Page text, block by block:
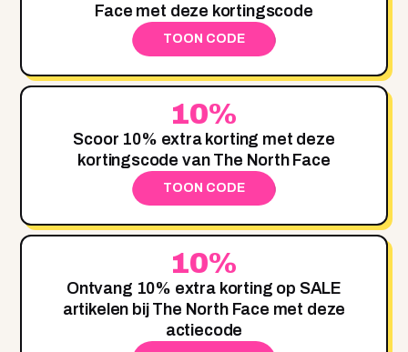
Face met deze kortingscode
TOON CODE
10%
Scoor 10% extra korting met deze
kortingscode van The North Face
TOON CODE
10%
Ontvang 10% extra korting op SALE
artikelen bij The North Face met deze
actiecode